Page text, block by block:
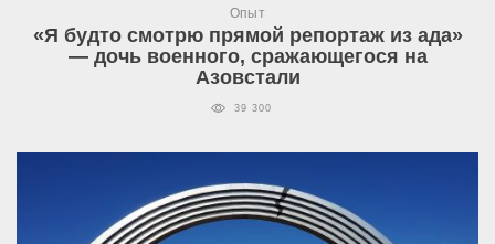
Опыт
«Я будто смотрю прямой репортаж из ада»
— дочь военного, сражающегося на
Азовстали
39 300